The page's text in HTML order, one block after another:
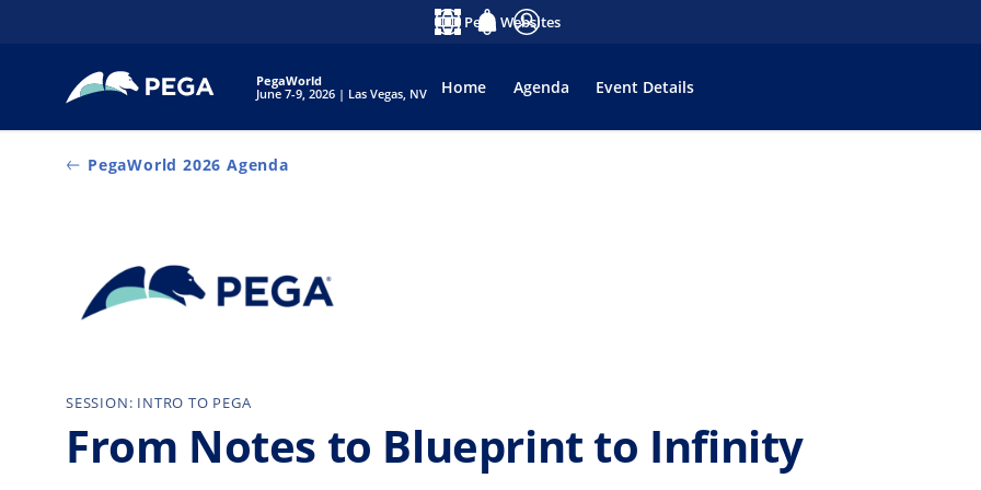
PegaWorld
June 7-9, 2026 | Las Vegas, NV
Home Agenda Event Details
Pega Websites
PegaWorld 2026 Agenda
SESSION: INTRO TO PEGA
From Notes to Blueprint to Infinity